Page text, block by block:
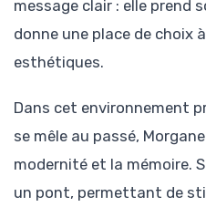
message clair : elle prend
donne une place de choix
esthétiques.
Dans cet environnement
se mêle au passé,
modernité et la mémoire.
un pont, permettant de